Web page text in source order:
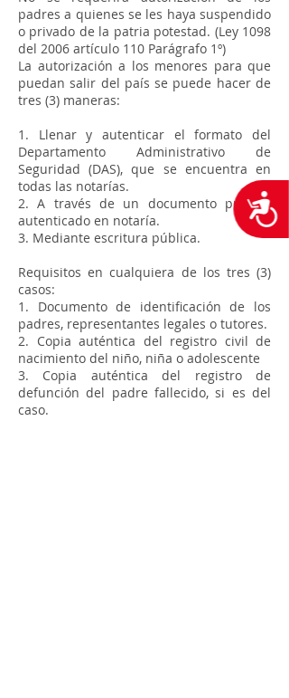
padres a quienes se les haya suspendido
o privado de la patria potestad. (Ley 1098
del 2006 artículo 110 Parágrafo 1º)
La autorización a los menores para que
puedan salir del país se puede hacer de
tres (3) maneras:
1. Llenar y autenticar el formato del
Departamento Administrativo de
Seguridad (DAS), que se encuentra en
todas las notarías.
2. A través de un documento privado
autenticado en notaría.
3. Mediante escritura pública.
Requisitos en cualquiera de los tres (3)
casos:
1. Documento de identificación de los
padres, representantes legales o tutores.
2. Copia auténtica del registro civil de
nacimiento del niño, niña o adolescente
3. Copia auténtica del registro de
defunción del padre fallecido, si es del
caso.